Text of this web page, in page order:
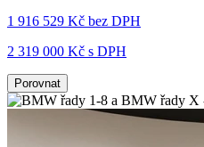
1 916 529 Kč bez DPH
2 319 000 Kč s DPH
Porovnat